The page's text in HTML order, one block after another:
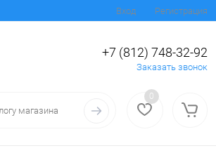
Вход Регистрация
+7 (812) 748-32-92
Заказать звонок
0